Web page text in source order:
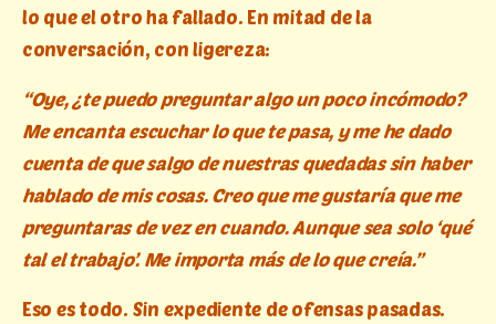
lo que el otro ha fallado. En mitad de la
conversación, con ligereza:
“Oye, ¿te puedo preguntar algo un poco incómodo?
Me encanta escuchar lo que te pasa, y me he dado
cuenta de que salgo de nuestras quedadas sin haber
hablado de mis cosas. Creo que me gustaría que me
preguntaras de vez en cuando. Aunque sea solo ‘qué
tal el trabajo’. Me importa más de lo que creía.”
Eso es todo. Sin expediente de ofensas pasadas.